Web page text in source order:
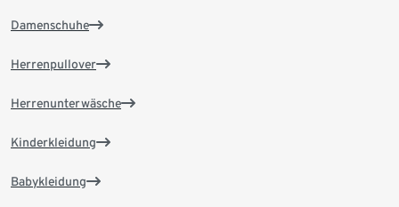
Damenschuhe
Herrenpullover
Herrenunterwäsche
Kinderkleidung
Babykleidung